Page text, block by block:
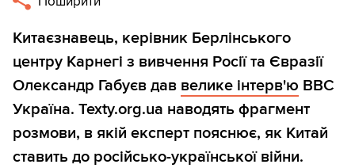
Китаєзнавець, керівник Берлінського
центру Карнегі з вивчення Росії та Євразії
Олександр Габуєв дав велике інтерв'ю BBC
Україна. Texty.org.ua наводять фрагмент
розмови, в якій експерт пояснює, як Китай
ставить до російсько-української війни.